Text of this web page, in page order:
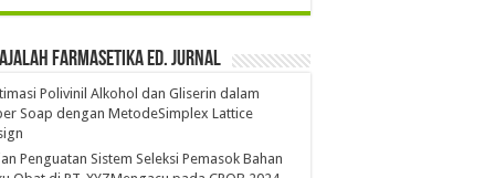
Farmasetika Ed. Jurnal
Polivinil Alkohol dan Gliserin dalam
Soap dengan MetodeSimplex Lattice
Penguatan Sistem Seleksi Pemasok Bahan